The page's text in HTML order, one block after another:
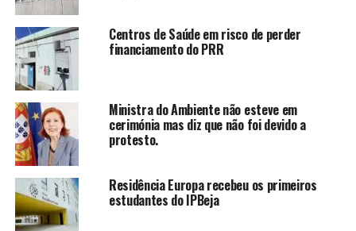
Centros de Saúde em risco de perder
financiamento do PRR
Ministra do Ambiente não esteve em
cerimónia mas diz que não foi devido a
protesto.
Residência Europa recebeu os primeiros
estudantes do IPBeja